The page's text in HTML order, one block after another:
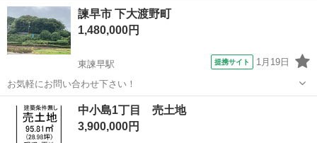
長崎 長崎市 土地販売/土地売買
諫早市 下大渡野町
1,480,000円
東諫早駅 提携サイト 1月19日
お気軽にお問い合わせ下さい！
長崎 諫早市 東諫早駅 土地販売/土地売買
中小島1丁目 売土地
3,900,000円